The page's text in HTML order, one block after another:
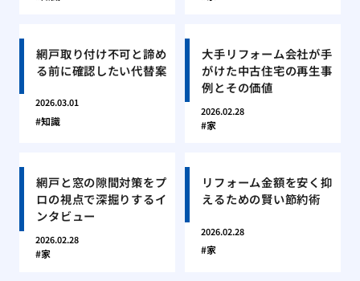
網戸取り付け不可と諦め
る前に確認したい代替案
2026.03.01
知識
大手リフォーム会社が手
がけた中古住宅の再生事
例とその価値
2026.02.28
家
網戸と窓の隙間対策をプ
ロの視点で深掘りするイ
ンタビュー
2026.02.28
家
リフォーム金額を安く抑
えるための賢い節約術
2026.02.28
家